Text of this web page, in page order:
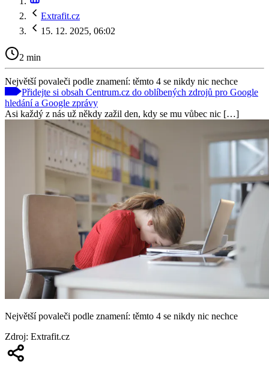
Extrafit.cz
15. 12. 2025, 06:02
2 min
Největší povaleči podle znamení: těmto 4 se nikdy nic nechce
Přidejte si obsah Centrum.cz do oblíbených zdrojů pro Google
hledání a Google zprávy
Asi každý z nás už někdy zažil den, kdy se mu vůbec nic […]
Největší povaleči podle znamení: těmto 4 se nikdy nic nechce
Zdroj: Extrafit.cz